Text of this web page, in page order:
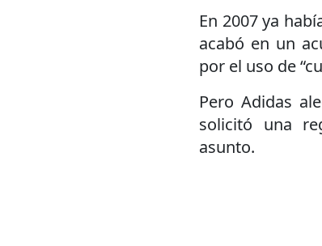
En 2007 ya
acabó en un
por el uso de
Pero Adidas
solicitó una
asunto.